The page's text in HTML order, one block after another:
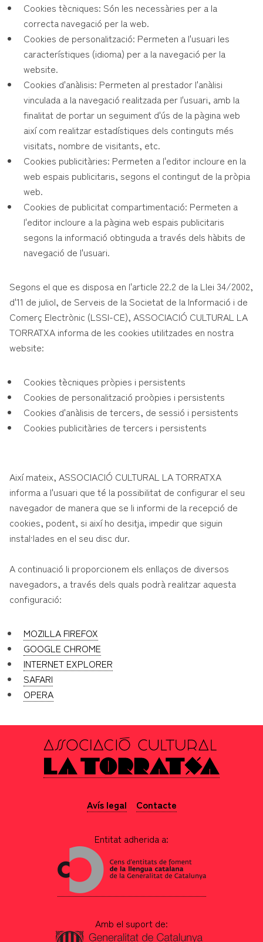
Cookies tècniques: Són les necessàries per a la
correcta navegació per la web.
Cookies de personalització: Permeten a l'usuari les
característiques (idioma) per a la navegació per la
website.
Cookies d'anàlisis: Permeten al prestador l'anàlisi
vinculada a la navegació realitzada per l'usuari, amb la
finalitat de portar un seguiment d'ús de la pàgina web
així com realitzar estadístiques dels continguts més
visitats, nombre de visitants, etc.
Cookies publicitàries: Permeten a l'editor incloure en la
web espais publicitaris, segons el contingut de la pròpia
web.
Cookies de publicitat compartimentació: Permeten a
l'editor incloure a la pàgina web espais publicitaris
segons la informació obtinguda a través dels hàbits de
navegació de l'usuari.
Segons el que es disposa en l'article 22.2 de la Llei 34/2002,
d'11 de juliol, de Serveis de la Societat de la Informació i de
Comerç Electrònic (LSSI-CE), ASSOCIACIÓ CULTURAL LA
TORRATXA informa de les cookies utilitzades en nostra
website:
Cookies tècniques pròpies i persistents
Cookies de personalització proòpies i persistents
Cookies d'anàlisis de tercers, de sessió i persistents
Cookies publicitàries de tercers i persistents
Així mateix, ASSOCIACIÓ CULTURAL LA TORRATXA
informa a l'usuari que té la possibilitat de configurar el seu
navegador de manera que se li informi de la recepció de
cookies, podent, si així ho desitja, impedir que siguin
instal·lades en el seu disc dur.
A continuació li proporcionem els enllaços de diversos
navegadors, a través dels quals podrà realitzar aquesta
configuració:
MOZILLA FIREFOX
GOOGLE CHROME
INTERNET EXPLORER
SAFARI
OPERA
Avís legal Contacte
Entitat adherida a:
Amb el suport de: